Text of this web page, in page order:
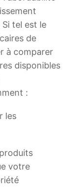
tel est le
de
à comparer
disponibles
:
les
votre